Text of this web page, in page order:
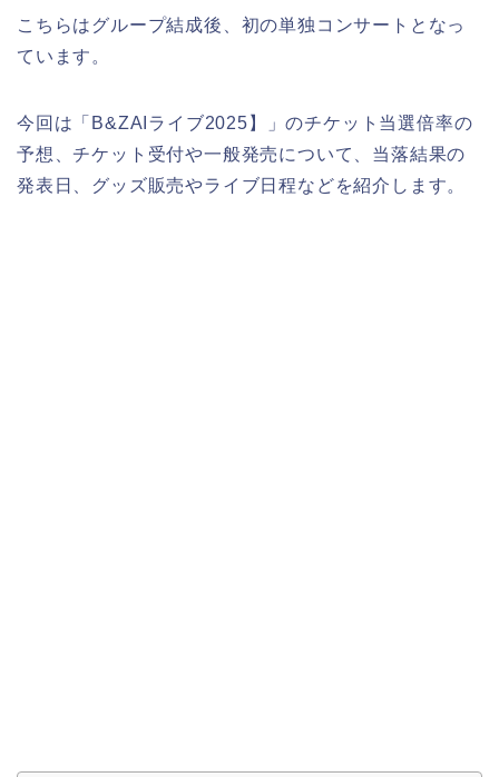
こちらはグループ結成後、初の単独コンサートとなっ
ています。
今回は「B&ZAIライブ2025】」のチケット当選倍率の
予想、チケット受付や一般発売について、当落結果の
発表日、グッズ販売やライブ日程などを紹介します。